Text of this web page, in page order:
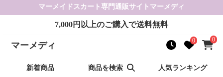
マーメイドスカート 専門通販サイト マーメディ
7,000円以上のご購入で送料無料
マーメディ 0 0
新着商品 商品を検索 人気ランキング